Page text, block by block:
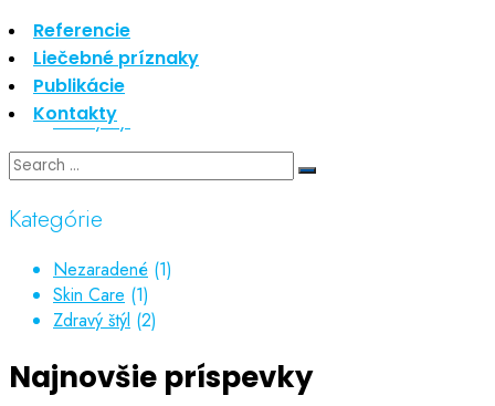
Referencie
Liečebné príznaky
Publikácie
Kontakty
Kategórie
Nezaradené
Skin Care
Zdravý štýl
Kategórie
Nezaradené (1)
Skin Care (1)
Zdravý štýl (2)
Najnovšie príspevky